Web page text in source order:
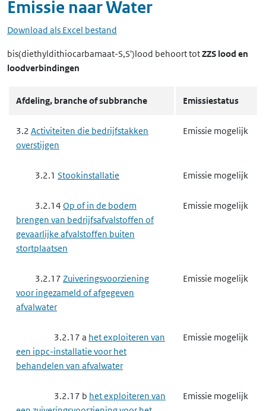
Emissie naarWater
Download als Excel bestand
bis(diethyldithiocarbamaat-S,S')lood behoort totZZS lood en
loodverbindingen
Afdeling, branche of subbranche Emissiestatus
3.2 Activiteiten die bedrijfstakken
overstijgen
Emissie mogelijk
3.2.1 Stookinstallatie Emissie mogelijk
3.2.14 Op of in de bodem
brengen van bedrijfsafvalstoffen of
gevaarlijke afvalstoffen buiten
stortplaatsen
Emissie mogelijk
3.2.17 Zuiveringsvoorziening
voor ingezameld of afgegeven
afvalwater
Emissie mogelijk
3.2.17 a het exploiteren van
een ippc-installatie voor het
behandelen van afvalwater
Emissie mogelijk
3.2.17 b het exploiteren van
Emissie mogelijk